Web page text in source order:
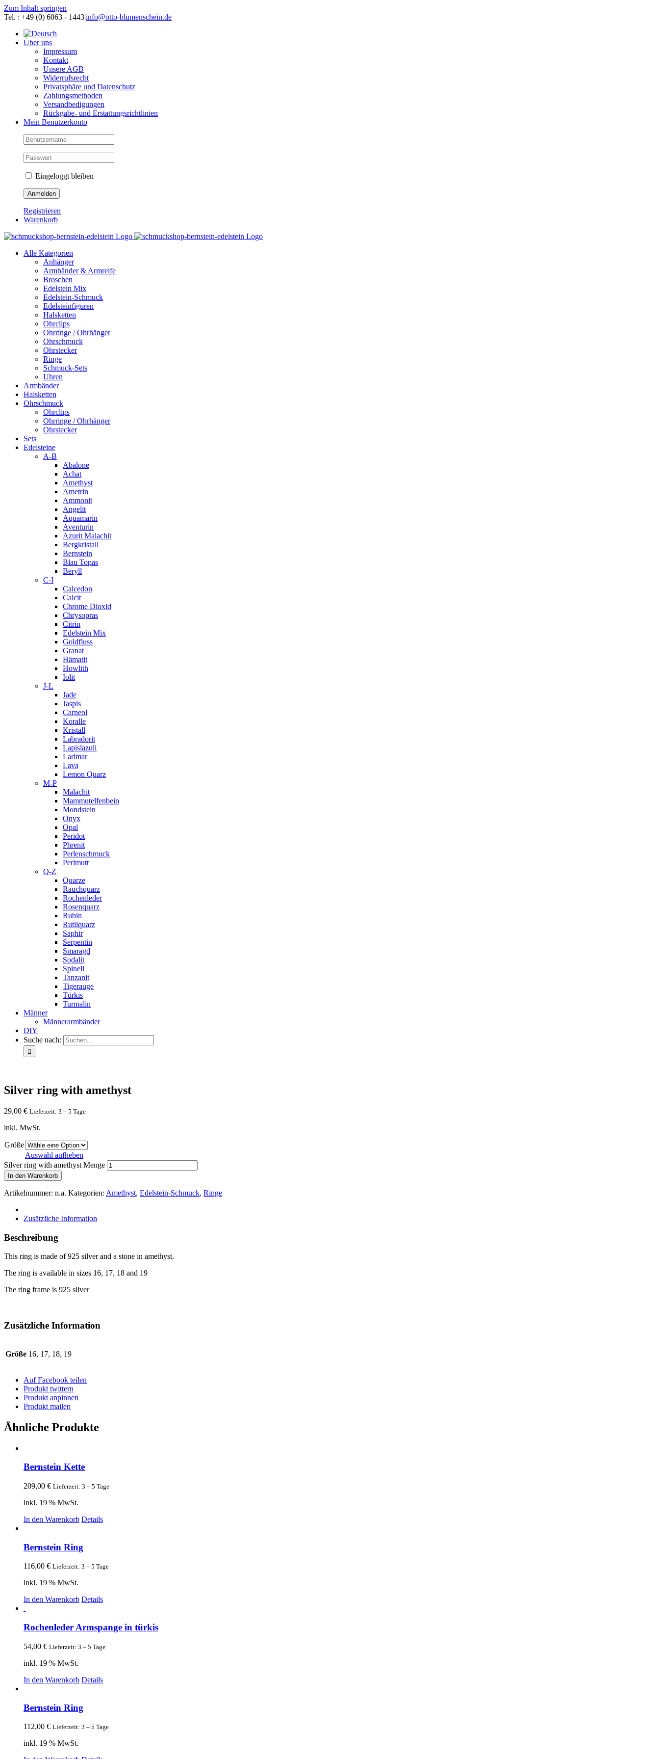
Zum Inhalt springen
Tel. : +49 (0) 6063 - 1443|info@otto-blumenschein.de
Über uns
Impressum
Kontakt
Unsere AGB
Widerrufsrecht
Privatsphäre und Datenschutz
Zahlungsmethoden
Versandbedigungen
Rückgabe- und Erstattungsrichtlinien
Mein Benutzerkonto
Eingeloggt bleiben
Registrieren
Warenkorb
Alle Kategorien
Anhänger
Armbänder & Armreife
Broschen
Edelstein Mix
Edelstein-Schmuck
Edelsteinfiguren
Halsketten
Ohrclips
Ohrringe / Ohrhänger
Ohrschmuck
Ohrstecker
Ringe
Schmuck-Sets
Uhren
Armbänder
Halsketten
Ohrschmuck
Ohrclips
Ohrringe / Ohrhänger
Ohrstecker
Sets
Edelsteine
A-B
Abalone
Achat
Amethyst
Ametrin
Ammonit
Angelit
Aquamarin
Aventurin
Azurit Malachit
Bergkristall
Bernstein
Blau Topas
Beryll
C-I
Calcedon
Calcit
Chrome Dioxid
Chrysopras
Citrin
Edelstein Mix
Goldfluss
Granat
Hämatit
Howlith
Iolit
J-L
Jade
Jaspis
Carneol
Koralle
Kristall
Labradorit
Lapislazuli
Larimar
Lava
Lemon Quarz
M-P
Malachit
Mammutelfenbein
Mondstein
Onyx
Opal
Peridot
Phrenit
Perlenschmuck
Perlmutt
Q-Z
Quarze
Rauchquarz
Rochenleder
Rosenquarz
Rubin
Rutilquarz
Saphir
Serpentin
Smaragd
Sodalit
Spinell
Tanzanit
Tigerauge
Türkis
Turmalin
Männer
Männerarmbänder
DIY
Suche nach:
Silver ring with amethyst
29,00 € Lieferzeit: 3 – 5 Tage
inkl. MwSt.
Größe
Auswahl aufheben
Silver ring with amethyst Menge
In den Warenkorb
Artikelnummer: n.a. Kategorien: Amethyst, Edelstein-Schmuck, Ringe
Zusätzliche Information
Beschreibung
This ring is made of 925 silver and a stone in amethyst.
The ring is available in sizes 16, 17, 18 and 19
The ring frame is 925 silver
Zusätzliche Information
Größe 16, 17, 18, 19
Auf Facebook teilen
Produkt twittern
Produkt anpinnen
Produkt mailen
Ähnliche Produkte
Bernstein Kette
209,00 € Lieferzeit: 3 – 5 Tage
inkl. 19 % MwSt.
In den Warenkorb Details
Bernstein Ring
116,00 € Lieferzeit: 3 – 5 Tage
inkl. 19 % MwSt.
In den Warenkorb Details
Rochenleder Armspange in türkis
54,00 € Lieferzeit: 3 – 5 Tage
inkl. 19 % MwSt.
In den Warenkorb Details
Bernstein Ring
112,00 € Lieferzeit: 3 – 5 Tage
inkl. 19 % MwSt.